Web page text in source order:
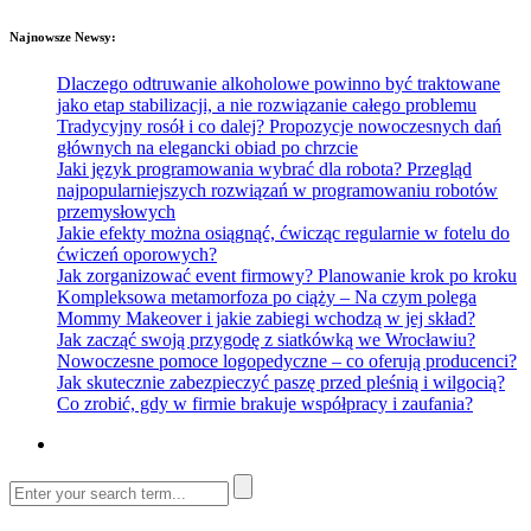
Najnowsze Newsy:
Dlaczego odtruwanie alkoholowe powinno być traktowane
jako etap stabilizacji, a nie rozwiązanie całego problemu
Tradycyjny rosół i co dalej? Propozycje nowoczesnych dań
głównych na elegancki obiad po chrzcie
Jaki język programowania wybrać dla robota? Przegląd
najpopularniejszych rozwiązań w programowaniu robotów
przemysłowych
Jakie efekty można osiągnąć, ćwicząc regularnie w fotelu do
ćwiczeń oporowych?
Jak zorganizować event firmowy? Planowanie krok po kroku
Kompleksowa metamorfoza po ciąży – Na czym polega
Mommy Makeover i jakie zabiegi wchodzą w jej skład?
Jak zacząć swoją przygodę z siatkówką we Wrocławiu?
Nowoczesne pomoce logopedyczne – co oferują producenci?
Jak skutecznie zabezpieczyć paszę przed pleśnią i wilgocią?
Co zrobić, gdy w firmie brakuje współpracy i zaufania?